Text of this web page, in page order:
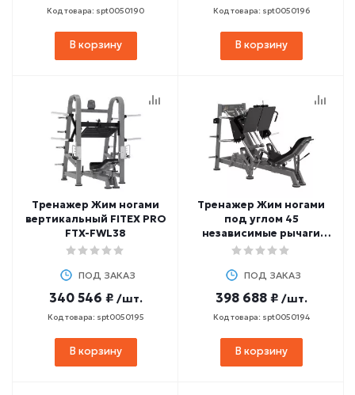
Код товара: spt0050190
В корзину
Код товара: spt0050196
В корзину
Тренажер Жим ногами
вертикальный FITEX PRO
FTX-FWL38
ПОД ЗАКАЗ
340 546 ₽ /шт.
Код товара: spt0050195
В корзину
Тренажер Жим ногами
под углом 45
независимые рычаги
FITEX PRO FTX-FWL37
ПОД ЗАКАЗ
398 688 ₽ /шт.
Код товара: spt0050194
В корзину